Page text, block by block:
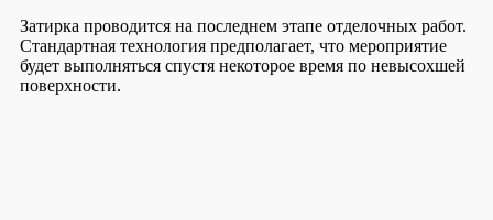
Затирка проводится на последнем этапе отделочных работ.
Стандартная технология предполагает, что мероприятие
будет выполняться спустя некоторое время по невысохшей
поверхности.